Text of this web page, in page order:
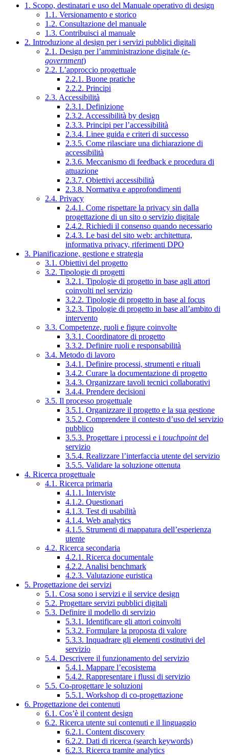
1. Scopo, destinatari e uso del Manuale operativo di design
1.1. Versionamento e storico
1.2. Consultazione del manuale
1.3. Contribuisci al manuale
2. Introduzione al design per i servizi pubblici digitali
2.1. Design per l’amministrazione digitale (e-
government)
2.2. L’approccio progettuale
2.2.1. Buone pratiche
2.2.2. Principi
2.3. Accessibilità
2.3.1. Definizione
2.3.2. Accessibilità by design
2.3.3. Principi per l’accessibilità
2.3.4. Linee guida e criteri di successo
2.3.5. Come rilasciare una dichiarazione di
accessibilità
2.3.6. Meccanismo di feedback e procedura di
attuazione
2.3.7. Obiettivi accessibilità
2.3.8. Normativa e approfondimenti
2.4. Privacy
2.4.1. Come rispettare la privacy sin dalla
progettazione di un sito o servizio digitale
2.4.2. Richiedi il consenso quando necessario
2.4.3. Le basi del sito web: architettura,
informativa privacy, riferimenti DPO
3. Pianificazione, gestione e strategia
3.1. Obiettivi del progetto
3.2. Tipologie di progetti
3.2.1. Tipologie di progetto in base agli attori
coinvolti nel servizio
3.2.2. Tipologie di progetto in base al focus
3.2.3. Tipologie di progetto in base all’ambito di
intervento
3.3. Competenze, ruoli e figure coinvolte
3.3.1. Coordinatore di progetto
3.3.2. Definire ruoli e responsabilità
3.4. Metodo di lavoro
3.4.1. Definire processi, strumenti e rituali
3.4.2. Curare la documentazione di progetto
3.4.3. Organizzare tavoli tecnici collaborativi
3.4.4. Prendere decisioni
3.5. Il processo progettuale
3.5.1. Organizzare il progetto e la sua gestione
3.5.2. Comprendere il contesto d’uso del servizio
pubblico
3.5.3. Progettare i processi e i touchpointdel
servizio
3.5.4. Realizzare l’interfaccia utente del servizio
3.5.5. Validare la soluzione ottenuta
4. Ricerca progettuale
4.1. Ricerca primaria
4.1.1. Interviste
4.1.2. Questionari
4.1.3. Test di usabilità
4.1.4. Web analytics
4.1.5. Strumenti di mappatura dell’esperienza
utente
4.2. Ricerca secondaria
4.2.1. Ricerca documentale
4.2.2. Analisi benchmark
4.2.3. Valutazione euristica
5. Progettazione dei servizi
5.1. Cosa sono i servizi e il service design
5.2. Progettare servizi pubblici digitali
5.3. Definire il modello di servizio
5.3.1. Identificare gli attori coinvolti
5.3.2. Formulare la proposta di valore
5.3.3. Inquadrare gli elementi costitutivi del
servizio
5.4. Descrivere il funzionamento del servizio
5.4.1. Mappare l’ecosistema
5.4.2. Rappresentare i flussi di servizio
5.5. Co-progettare le soluzioni
5.5.1. Workshop di co-progettazione
6. Progettazione dei contenuti
6.1. Cos’è il content design
6.2. Ricerca utente sui contenuti e il linguaggio
6.2.1. Content discovery
6.2.2. Dati di ricerca (search keywords)
6.2.3. Ricerca tramite analytics